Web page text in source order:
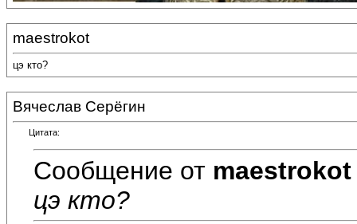
maestrokot
цэ кто?
Вячеслав Серёгин
Цитата:
Сообщение от maestrokot
цэ кто?